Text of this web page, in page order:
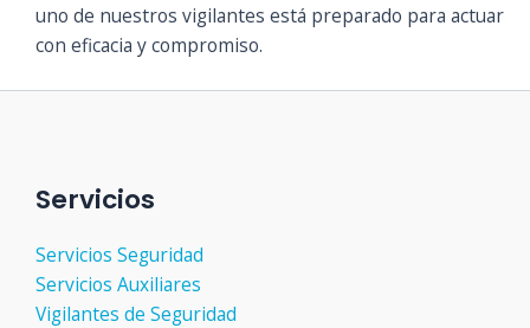
uno de nuestros vigilantes está preparado para actuar
con eficacia y compromiso.
Servicios
Servicios Seguridad
Servicios Auxiliares
Vigilantes de Seguridad